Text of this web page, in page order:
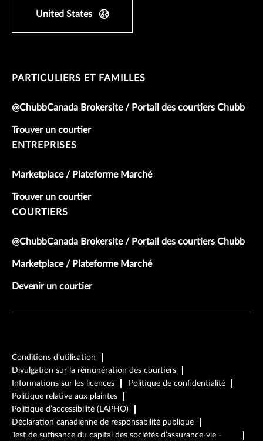
United States
PARTICULIERS ET FAMILLES
@ChubbCanada Brokersite / Portail des courtiers Chubb
Trouver un courtier
ENTREPRISES
Marketplace / Plateforme Marché
Trouver un courtier
COURTIERS
@ChubbCanada Brokersite / Portail des courtiers Chubb
Marketplace / Plateforme Marché
Devenir un courtier
Conditions d’utilisation
Divulgation sur la rémunération des courtiers
Informations sur les licences
Politique de confidentialité
Politique relative aux plaintes
Politique d’accessibilité (LAPHO)
Déclaration canadienne de responsabilité publique
Test de suffisance du capital des sociétés d’assurance-vie -